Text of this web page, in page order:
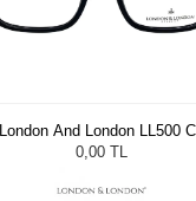
London And London LL500
0,00 TL